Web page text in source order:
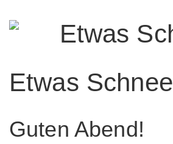
Etwas Schnee
Guten Abend!